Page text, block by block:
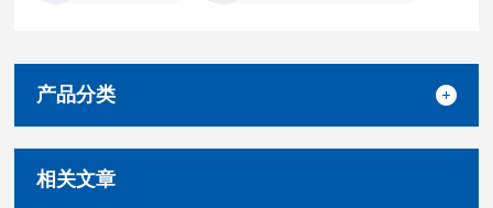
产品分类
相关文章